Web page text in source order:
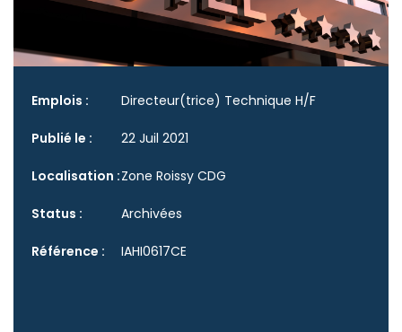
Emplois : Directeur(trice) Technique H/F
Publié le : 22 Juil 2021
Localisation :Zone Roissy CDG
Status : Archivées
Référence : IAHI0617CE